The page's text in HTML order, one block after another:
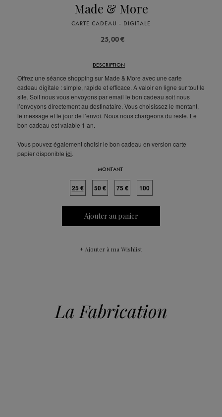
Made & More
CARTE CADEAU - DIGITALE
25,00 €
DESCRIPTION
Offrez une séance shopping sur Made & More avec une carte
cadeau digitale : simple, rapide et efficace. A valoir en ligne sur tout le
site. Soit nous vous envoyons par email le bon cadeau soit nous
l’envoyons directement au destinataire. Vous choisissez le montant,
le message et le jour de l’envoi. Nous nous chargeons du reste. Le
bon cadeau est valable 1 an.
Vous pouvez également choisir le bon cadeau en version carte
papier disponible ici
MONTANT
25 € 50 € 75 €
100
Ajouter au panier
+ Ajouter à ma Wishlist
La Fabrication